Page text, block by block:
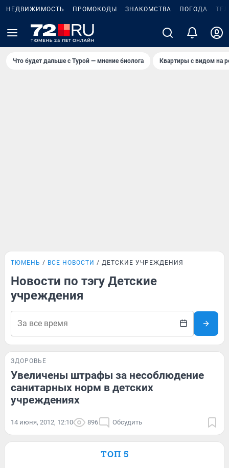
НЕДВИЖИМОСТЬ ПРОМОКОДЫ ЗНАКОМСТВА ПОГОДА
Что будет дальше с Турой — мнение биолога Квартиры с видом на
ТЮМЕНЬ ВСЕ НОВОСТИ ДЕТСКИЕ УЧРЕЖДЕНИЯ
Новости по тэгу Детские
учреждения
ЗДОРОВЬЕ
Увеличены штрафы за несоблюдение
санитарных норм в детских
учреждениях
14 июня, 2012, 12:10 896 Обсудить
ТОП 5